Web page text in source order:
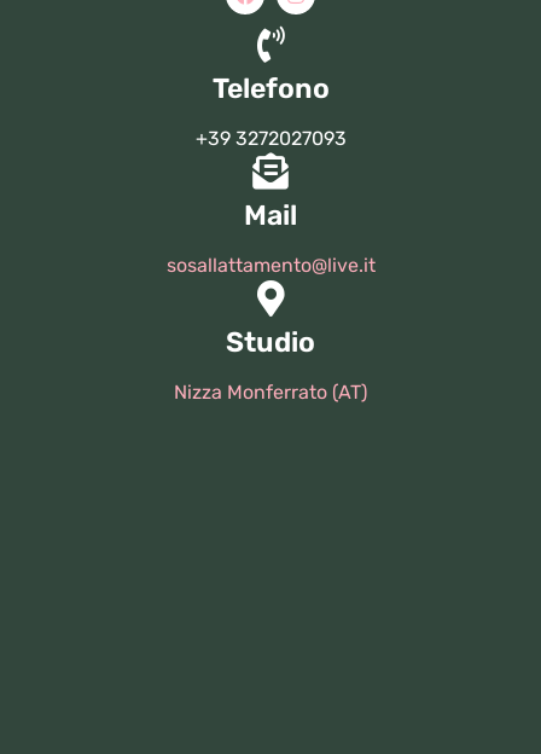
Telefono
+39 3272027093
Mail
sosallattamento@live.it
Studio
Nizza Monferrato (AT)